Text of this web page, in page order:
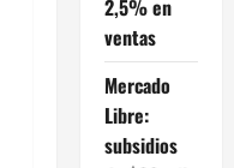
2,5% en
ventas
Mercado
Libre:
subsidios